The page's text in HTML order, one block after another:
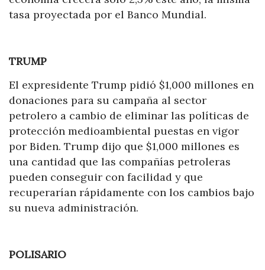
tasa proyectada por el Banco Mundial.
TRUMP
El expresidente Trump pidió $1,000 millones en
donaciones para su campaña al sector
petrolero a cambio de eliminar las políticas de
protección medioambiental puestas en vigor
por Biden. Trump dijo que $1,000 millones es
una cantidad que las compañías petroleras
pueden conseguir con facilidad y que
recuperarían rápidamente con los cambios bajo
su nueva administración.
POLISARIO